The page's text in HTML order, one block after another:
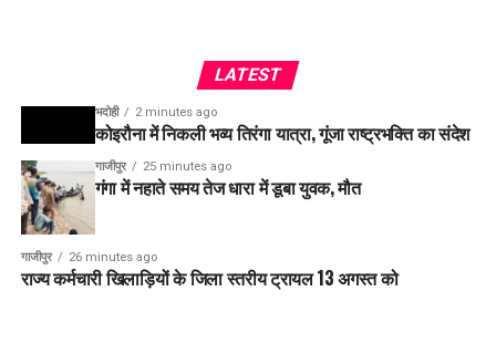
LATEST
भदोही 2 minutes ago
कोइरौना में निकली भव्य तिरंगा यात्रा, गूंजा राष्ट्रभक्ति का संदेश
गाजीपुर 25 minutes ago
गंगा में नहाते समय तेज धारा में डूबा युवक, मौत
गाजीपुर 26 minutes ago
राज्य कर्मचारी खिलाड़ियों के जिला स्तरीय ट्रायल 13 अगस्त को